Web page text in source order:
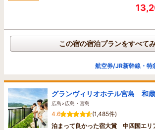
この宿の宿泊プランをすべて
航空券/JR新幹線・特
グランヴィリオホテル宮島 和蔵
広島>広島・宮島
4.6
(1,485件)
泊まって良かった宿大賞 中四国エ